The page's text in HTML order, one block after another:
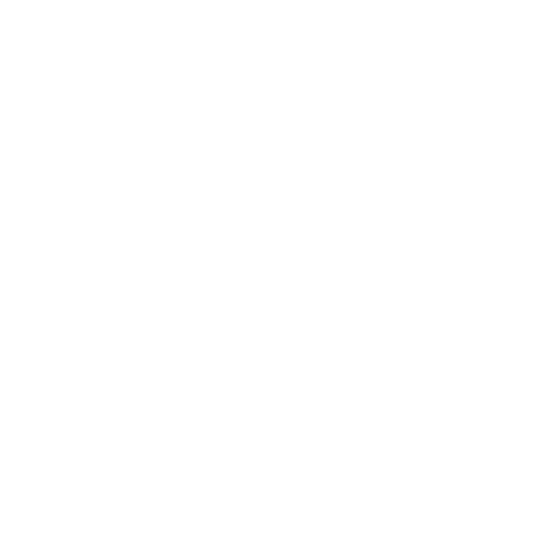
です。
ありません。
です。